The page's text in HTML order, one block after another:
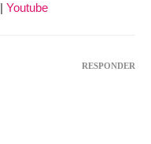
| Youtube
RESPONDER